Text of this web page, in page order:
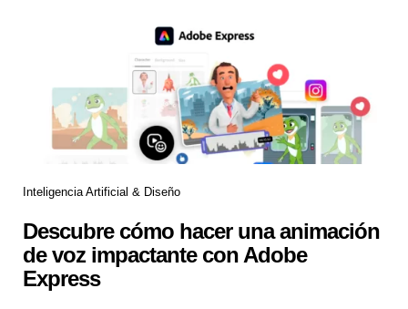
Inteligencia Artificial & Diseño
Descubre cómo hacer una animación
de voz impactante con Adobe
Express